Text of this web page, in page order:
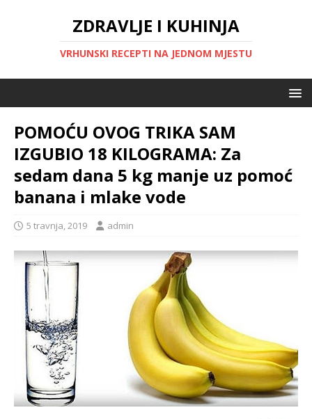
ZDRAVLJE I KUHINJA
VRHUNSKI RECEPTI NA JEDNOM MJESTU
POMOĆU OVOG TRIKA SAM
IZGUBIO 18 KILOGRAMA: Za
sedam dana 5 kg manje uz pomoć
banana i mlake vode
5 travnja, 2019 admin